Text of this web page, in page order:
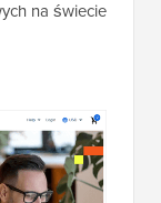
na świecie